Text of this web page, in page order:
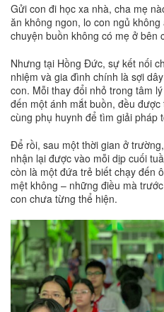
Gửi con đi học xa nhà, cha mẹ
ăn không ngon, lo con ngủ
chuyện buồn không có mẹ ở bên
Nhưng tại Hồng Đức, sự kết nối
nhiệm và gia đình chính là sợi
con. Mỗi thay đổi nhỏ trong tâm
đến một ánh mắt buồn, đều
cùng phụ huynh để tìm giải pháp
Để rồi, sau một thời gian ở
nhận lại được vào mỗi dịp cuối
còn là một đứa trẻ biết chạy đến
mệt không – những điều mà
con chưa từng thể hiện.